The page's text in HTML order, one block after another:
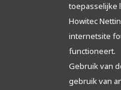
toepasselijke
Howitec
internetsite
functioneert.
Gebruik van
gebruik van